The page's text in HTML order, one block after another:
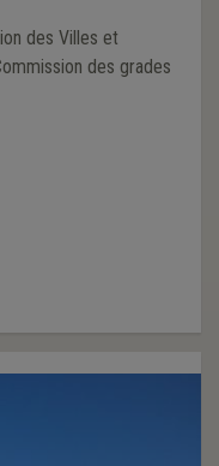
des Villes et
des grades